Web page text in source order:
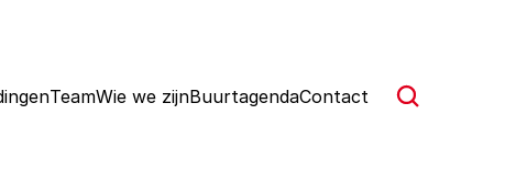
TeamWie we zijnBuurtagendaContact